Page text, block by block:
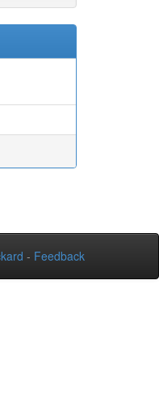
- Feedback